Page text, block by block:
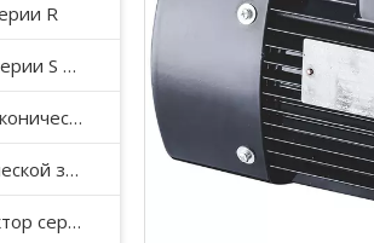
R
Червячный редуктор серии S с косозубой передачей
Редуктор с косозубой конической передачей серии K
Редуктор с цилиндрической зубчатой ​​передачей серии F с параллельным валом
Промышленный редуктор серии HB